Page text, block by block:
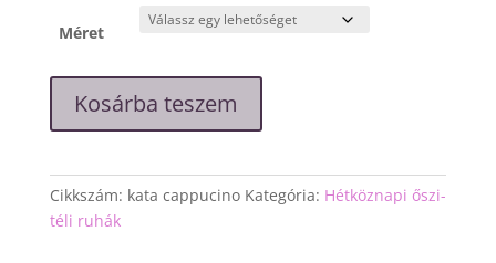
Méret
cappucino
színű
ruha
mennyiség
Kosárba teszem
Cikkszám: kata cappucino Kategória: Hétköznapi őszi-
téli ruhák